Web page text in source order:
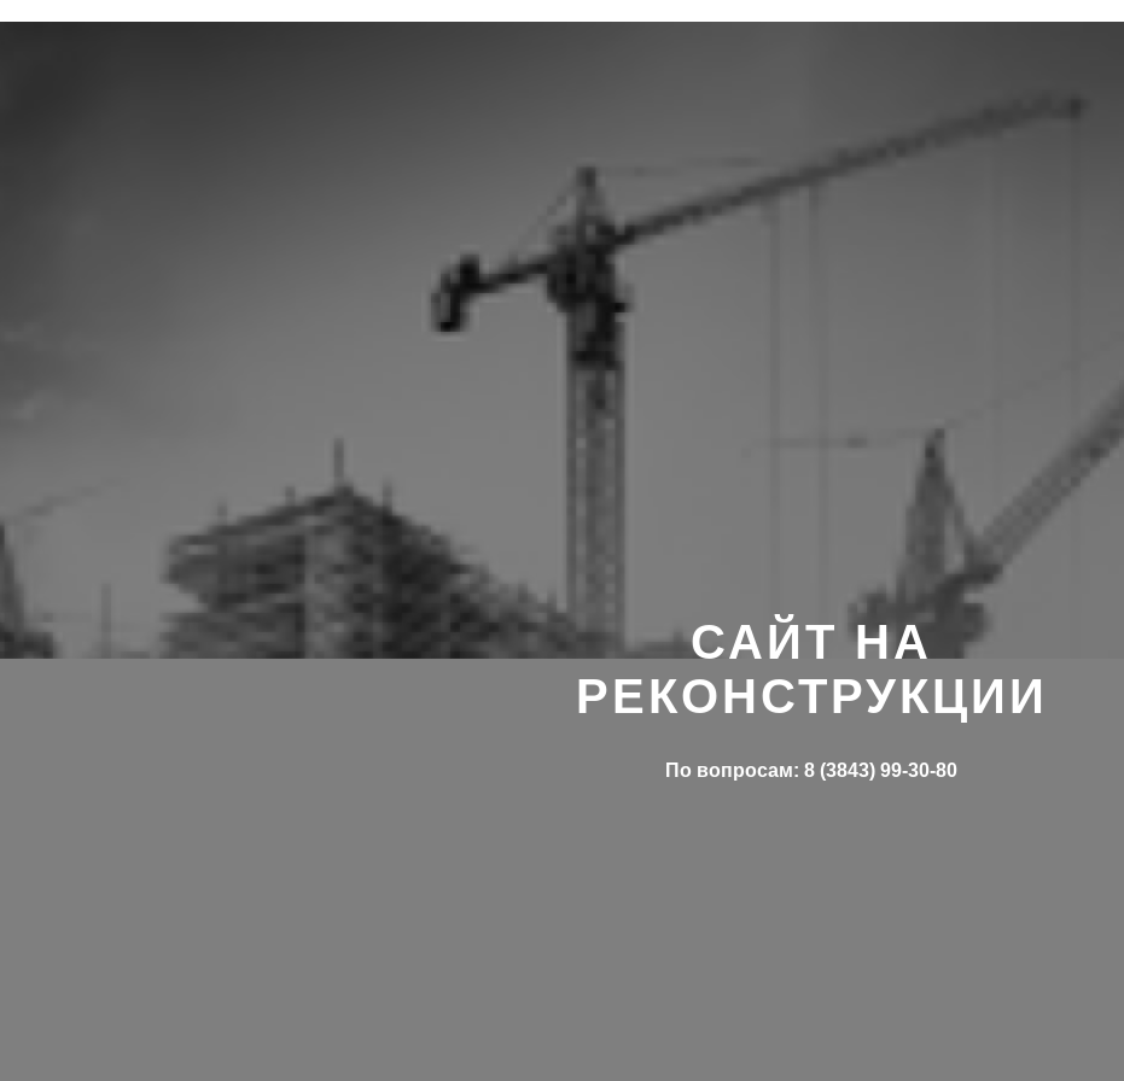
САЙТ НА
РЕКОНСТРУКЦИИ
По вопросам: 8 (3843) 99-30-80